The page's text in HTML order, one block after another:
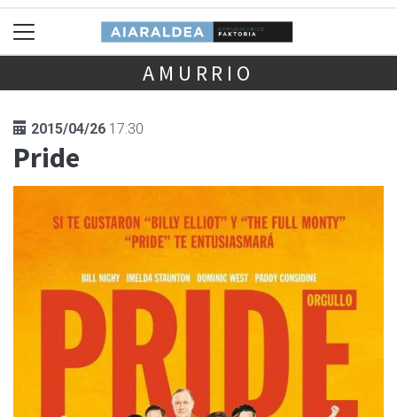
AMURRIO
2015/04/26 17:30
Pride